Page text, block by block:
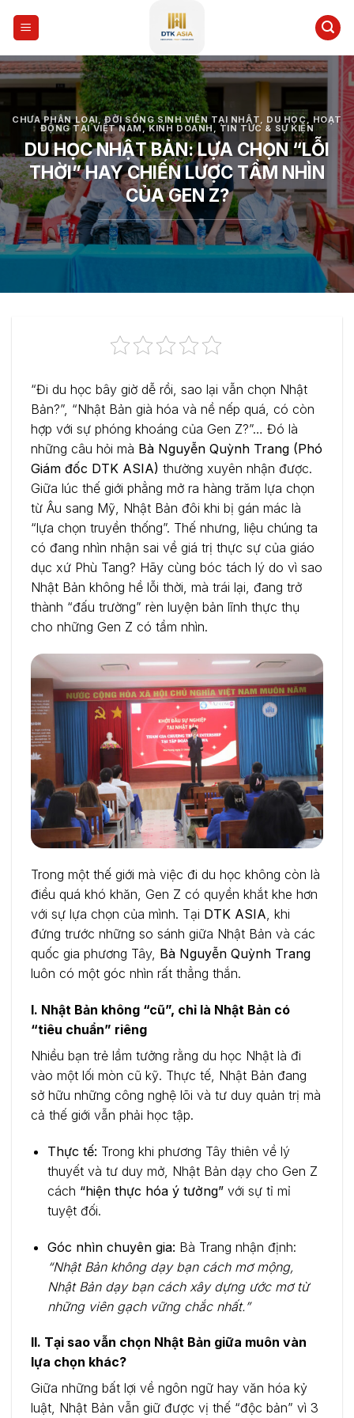
CHƯA PHÂN LOẠI,ĐỜI SỐNG SINH VIÊN TẠI NHẬT, DU HỌC, HOẠT
ĐỘNG TẠI VIỆT NAM ,KINH DOANH , TIN TỨC & SỰ KIỆN
DU HỌC NHẬT BẢN: LỰA CHỌN “LỖI
THỜI” HAY CHIẾN LƯỢC TẦM NHÌN
CỦA GEN Z?
“Đi du học bây giờ dễ rồi, sao lại vẫn chọn Nhật
Bản?”, “Nhật Bản già hóa và nề nếp quá, có còn
hợp với sự phóng khoáng của Gen Z?”… Đó là
những câu hỏi mà Bà Nguyễn Quỳnh Trang (Phó
Giám đốc DTK ASIA) thường xuyên nhận được.
Giữa lúc thế giới phẳng mở ra hàng trăm lựa chọn
từ Âu sang Mỹ, Nhật Bản đôi khi bị gán mác là
“lựa chọn truyền thống”. Thế nhưng, liệu chúng ta
có đang nhìn nhận sai về giá trị thực sự của giáo
dục xứ Phù Tang? Hãy cùng bóc tách lý do vì sao
Nhật Bản không hề lỗi thời, mà trái lại, đang trở
thành “đấu trường” rèn luyện bản lĩnh thực thụ
cho những Gen Z có tầm nhìn.
Trong một thế giới mà việc đi du học không còn là
điều quá khó khăn, Gen Z có quyền khắt khe hơn
với sự lựa chọn của mình. Tại DTK ASIA, khi
đứng trước những so sánh giữa Nhật Bản và các
quốc gia phương Tây, Bà Nguyễn Quỳnh Trang
luôn có một góc nhìn rất thẳng thắn.
I. Nhật Bản không “cũ”, chỉ là Nhật Bản có
“tiêu chuẩn” riêng
Nhiều bạn trẻ lầm tưởng rằng du học Nhật là đi
vào một lối mòn cũ kỹ. Thực tế, Nhật Bản đang
sở hữu những công nghệ lõi và tư duy quản trị mà
cả thế giới vẫn phải học tập.
Thực tế: Trong khi phương Tây thiên về lý
thuyết và tư duy mở, Nhật Bản dạy cho Gen Z
cách “hiện thực hóa ý tưởng”với sự tỉ mỉ
tuyệt đối.
Góc nhìn chuyên gia: Bà Trang nhận định:
“Nhật Bản không dạy bạn cách mơ mộng,
Nhật Bản dạy bạn cách xây dựng ước mơ từ
những viên gạch vững chắc nhất.”
II. Tại sao vẫn chọn Nhật Bản giữa muôn vàn
lựa chọn khác?
Giữa những bất lợi về ngôn ngữ hay văn hóa kỷ
luật, Nhật Bản vẫn giữ được vị thế “độc bản” vì 3